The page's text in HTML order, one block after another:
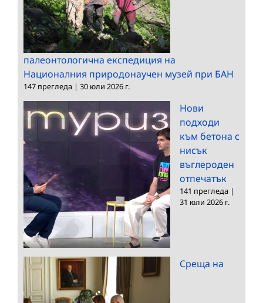
палеонтологична експедиция на
Националния природонаучен музей при БАН
147 прегледа | 30 юли 2026 г.
Нови
подходи
към бетона с
нисък
въглероден
отпечатък
141 прегледа |
31 юли 2026 г.
Среща на